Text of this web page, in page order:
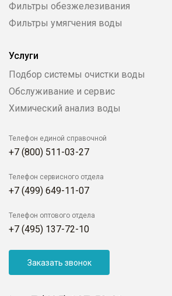
Фильтры обезжелезивания
Фильтры умягчения воды
Услуги
Подбор системы очистки воды
Обслуживание и сервис
Химический анализ воды
Телефон единой справочной
+7 (800) 511-03-27
Телефон сервисного отдела
+7 (499) 649-11-07
Телефон оптового отдела
+7 (495) 137-72-10
Заказать звонок